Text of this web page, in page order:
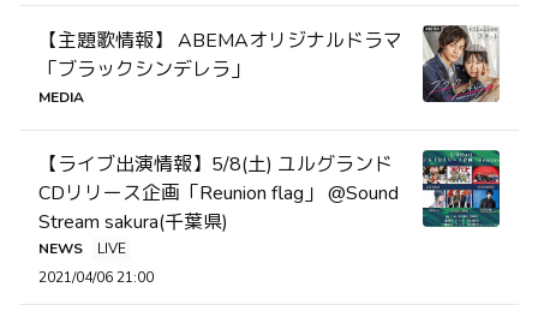
【主題歌情報】 ABEMAオリジナルドラマ
「ブラックシンデレラ」
MEDIA
【ライブ出演情報】5/8(土) ユルグランド
CDリリース企画「Reunion flag」 @Sound
Stream sakura(千葉県)
NEWS
LIVE
2021/04/06 21:00